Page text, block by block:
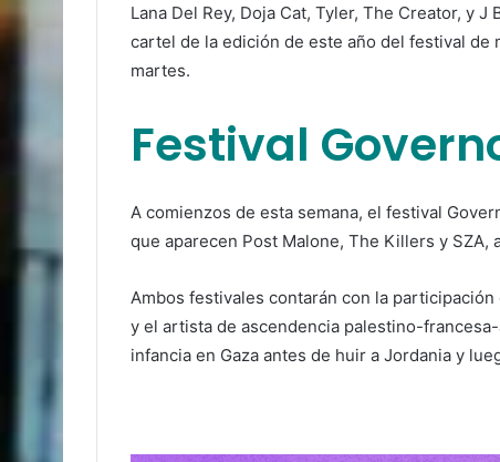
Lana Del Rey, Doja Cat, Tyler, The Creator, y
cartel de la edición de este año del festival de
martes.
Festival
A comienzos de esta semana, el festival
que aparecen Post Malone, The Killers y SZA,
Ambos festivales contarán con la
y el artista de ascendencia palestino-
infancia en Gaza antes de huir a Jordania y